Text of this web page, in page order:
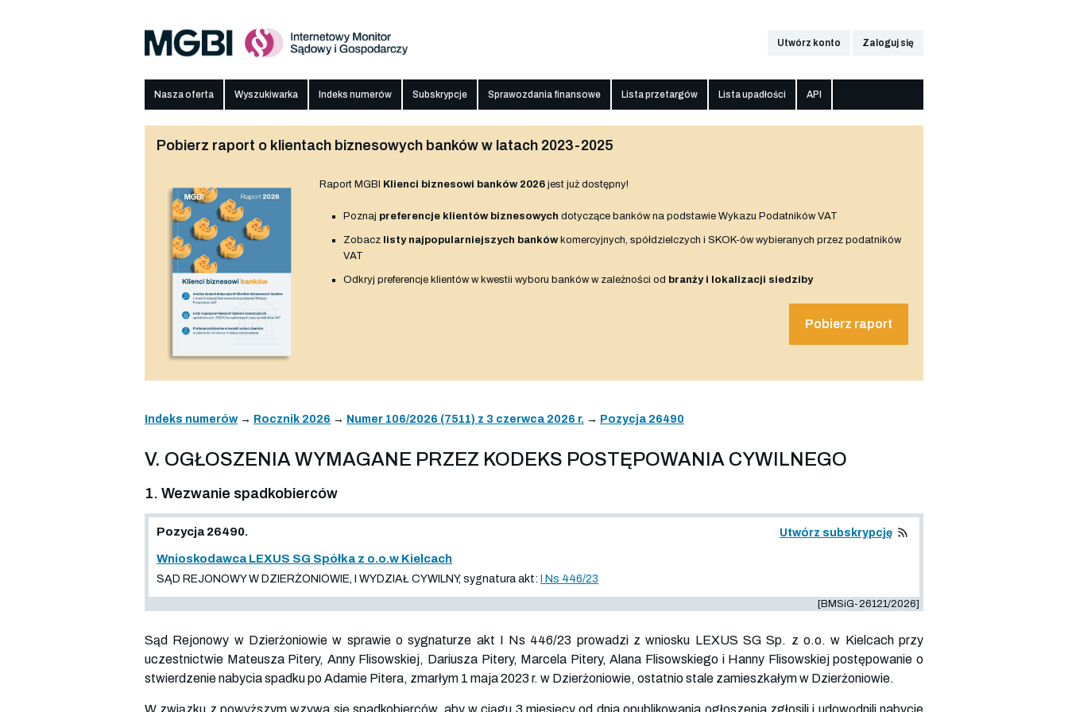
Utwórz konto Zaloguj się
Nasza oferta Wyszukiwarka Indeks numerów Subskrypcje Sprawozdania finansowe Lista przetargów Lista upadłości API
Pobierz raport o klientach biznesowych banków w latach 2023-2025
Raport MGBI Klienci biznesowi banków 2026 jest już dostępny!
Poznaj preferencje klientów biznesowych dotyczące banków na podstawie Wykazu Podatników VAT
Zobacz listy najpopularniejszych bankówkomercyjnych, spółdzielczych i SKOK-ów wybieranych przez podatników
VAT
Odkryj preferencje klientów w kwestii wyboru banków w zależności od branży i lokalizacji siedziby
Pobierz raport
Indeks numerów → Rocznik 2026 → Numer 106/2026 (7511) z 3 czerwca 2026 r. → Pozycja 26490
V. OGŁOSZENIA WYMAGANE PRZEZ KODEKS POSTĘPOWANIA CYWILNEGO
1. Wezwanie spadkobierców
Pozycja 26490. Utwórz subskrypcję
Wnioskodawca LEXUS SG Spółka z o.o.w Kielcach
SĄD REJONOWY W DZIERŻONIOWIE, I WYDZIAŁ CYWILNY, sygnatura akt: I Ns 446/23
[BMSiG-26121/2026]
Sąd Rejonowy w Dzierżoniowie w sprawie o sygnaturze akt I Ns 446/23 prowadzi z wniosku LEXUS SG Sp. z o.o. w Kielcach przy
uczestnictwie Mateusza Pitery, Anny Flisowskiej, Dariusza Pitery, Marcela Pitery, Alana Flisowskiego i Hanny Flisowskiej postępowanie o
stwierdzenie nabycia spadku po Adamie Pitera, zmarłym 1 maja 2023 r. w Dzierżoniowie, ostatnio stale zamieszkałym w Dzierżoniowie.
W związku z powyższym wzywa się spadkobierców, aby w ciągu 3 miesięcy od dnia opublikowania ogłoszenia zgłosili i udowodnili nabycie